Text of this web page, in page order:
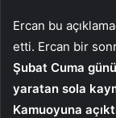
Ercan bu
etti. Ercan bir
Şubat Cuma
yaratan sola
Kamuoyuna